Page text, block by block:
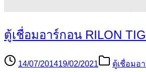
ตู้เชื่อมอาร์กอน RILON
14/07/201419/02/2021 ตู้เชื่อมอ